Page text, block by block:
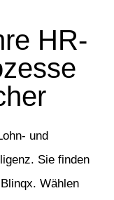
HR-
und
Sie finden
Wählen